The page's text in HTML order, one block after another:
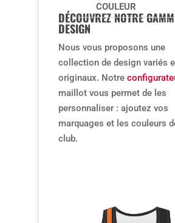
COULEUR
DÉCOUVREZ NOTRE
DESIGN
Nous vous proposons une
collection de design variés
originaux. Notre
maillot vous permet de les
personnaliser : ajoutez vos
marquages et les couleurs
club.